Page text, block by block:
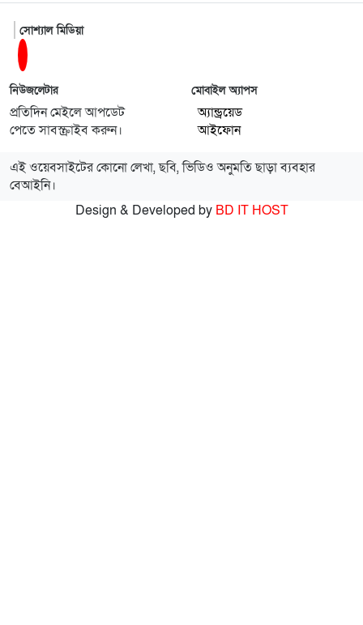
জামায়াতের সাবেক আমীর সমিতির ৩৯১ কোটি টাকা
১২
গোয়াইনঘাটে জুলাই গণঅভ্যুত্থান দিবস উদযাপন, আহত
যোদ্ধাদের সংবর্ধনা
১৩
গণভবন থেকে হিন্দন: যেভাবে দেশ ছেড়েছিলেন শেখ
১৪
সোশ্যাল মিডিয়া
নিউজলেটার
প্রতিদিন মেইলে আপডেট
পেতে সাবস্ক্রাইব করুন।
মোবাইল অ্যাপস
অ্যান্ড্রয়েড
আইফোন
এই ওয়েবসাইটের কোনো লেখা, ছবি, ভিডিও অনুমতি ছাড়া ব্যবহার
বেআইনি।
Design & Developed by BD IT HOST